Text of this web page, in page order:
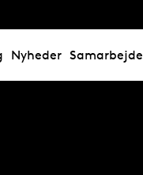
Nyheder Samarbejde